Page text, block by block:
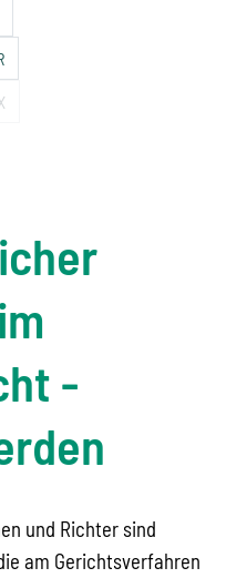
-
und Richter sind
am Gerichtsverfahren